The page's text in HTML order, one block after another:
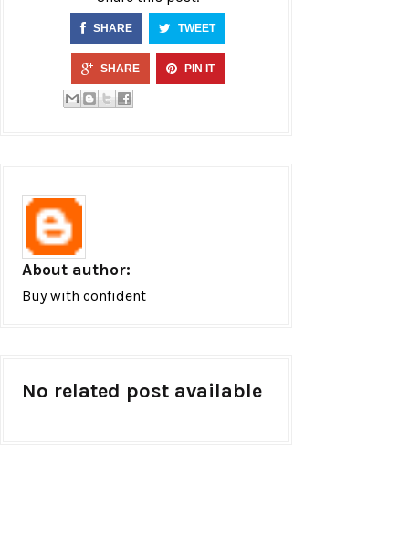
SHARE TWEET
SHARE PIN IT
About author:
Buy with confident
No related post available